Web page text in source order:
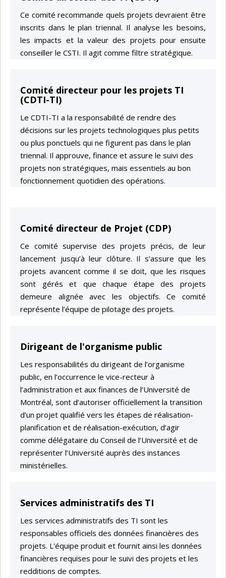
Ce comité recommande quels projets devraient être
inscrits dans le plan triennal. Il analyse les besoins,
les impacts et la valeur des projets pour ensuite
conseiller le CSTI. Il agit comme filtre stratégique.
Comité directeur pour les projets TI
(CDTI-TI)
Le CDTI-TI a la responsabilité de rendre des
décisions sur les projets technologiques plus petits
ou plus ponctuels qui ne figurent pas dans le plan
triennal. Il approuve, finance et assure le suivi des
projets non stratégiques, mais essentiels au bon
fonctionnement quotidien des opérations.
Comité directeur de Projet (CDP)
Ce comité supervise des projets précis, de leur
lancement jusqu’à leur clôture. Il s’assure que les
projets avancent comme il se doit, que les risques
sont gérés et que chaque étape des projets
demeure alignée avec les objectifs. Ce comité
représente l’équipe de pilotage des projets.
Dirigeant de l'organisme public
Les responsabilités du dirigeant de l’organisme
public, en l’occurrence le vice-recteur à
l’administration et aux finances de l’Université de
Montréal, sont d’autoriser officiellement la transition
d’un projet qualifié vers les étapes de réalisation-
planification et de réalisation-exécution, d’agir
comme délégataire du Conseil de l’Université et de
représenter l’Université auprès des instances
ministérielles.
Services administratifs des TI
Les services administratifs des TI sont les
responsables officiels des données financières des
projets. L'équipe produit et fournit ainsi les données
financières requises pour le suivi des projets et les
redditions de comptes.